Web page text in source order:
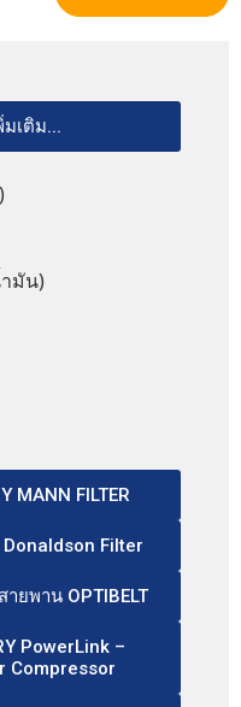
เติม...
มัน)
MANN FILTER
Donaldson Filter
ายพาน OPTIBELT
PowerLink –
Compressor